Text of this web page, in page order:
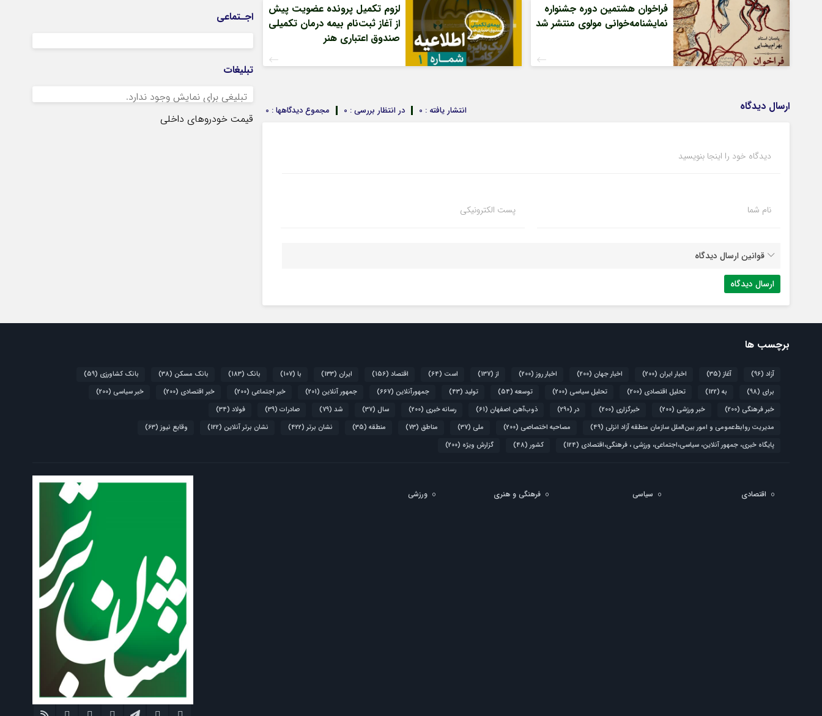
فراخوان هشتمین دوره جشنواره
نمایشنامه‌خوانی مولوی منتشر شد
لزوم تکمیل پرونده عضویت پیش
از آغاز ثبت‌نام بیمه درمان تکمیلی
صندوق اعتباری هنر
ارسال دیدگاه مجموع دیدگاهها : 0 در انتظار بررسی : 0 انتشار یافته : 0
دیدگاه خود را اینجا بنویسید
نام شما پست الکترونیکی
قوانین ارسال دیدگاه
اجـتماعی
تبلیغات
تبلیغی برای نمایش وجود ندارد.
قیمت خودروهای داخلی
برچسب ها
آزاد (96) آغاز (35) اخبار ایران (200) اخبار جهان (200) اخبار روز (200) از (137) است (64) اقتصاد (156) ایران (133) با (107) بانک (183) بانک مسکن (38) بانک کشاورزی (59)
برای (98) به (122) تحلیل اقتصادی (200) تحلیل سیاسی (200) توسعه (54) تولید (43) جمهورآنلاین (667) جمهور آنلاین (201) خبر اجتماعی (200) خبر اقتصادی (200) خبر سیاسی (200)
خبر فرهنگی (200) خبر ورزشی (200) خبرگزاری (200) در (290) ذوب‌آهن اصفهان (61) رسانه خبری (200) سال (37) شد (79) صادرات (39) فولاد (34)
مدیریت روابط‌عمومی و امور بین‌الملل سازمان منطقه آزاد انزلی (49) مصاحبه اختصاصی (200) ملی (37) مناطق (73) منطقه (35) نشان برتر (422) نشان برتر آنلاین (122) وقایع نیوز (63)
پایگاه خبری، جمهور آنلاین، سیاسی،اجتماعی، ورزشی ، فرهنگی،اقتصادی (124) کشور (48) گزارش ویژه (200)
اقتصادی سیاسی فرهنگی و هنری ورزشی